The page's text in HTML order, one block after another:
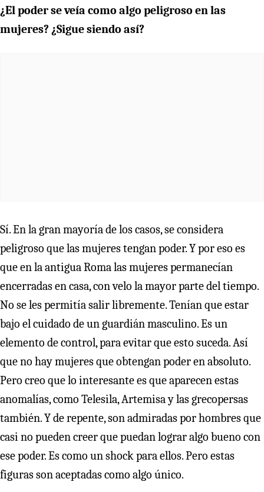
¿El poder se veía como algo peligroso en las
mujeres? ¿Sigue siendo así?
Sí. En la gran mayoría de los casos, se considera
peligroso que las mujeres tengan poder. Y por eso es
que en la antigua Roma las mujeres permanecían
encerradas en casa, con velo la mayor parte del tiempo.
No se les permitía salir libremente. Tenían que estar
bajo el cuidado de un guardián masculino. Es un
elemento de control, para evitar que esto suceda. Así
que no hay mujeres que obtengan poder en absoluto.
Pero creo que lo interesante es que aparecen estas
anomalías, como Telesila, Artemisa y las grecopersas
también. Y de repente, son admiradas por hombres que
casi no pueden creer que puedan lograr algo bueno con
ese poder. Es como un shock para ellos. Pero estas
figuras son aceptadas como algo único.